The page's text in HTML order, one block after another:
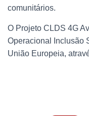
comunitários.
O Projeto CLDS 4G
Operacional Inclusão
União Europeia,